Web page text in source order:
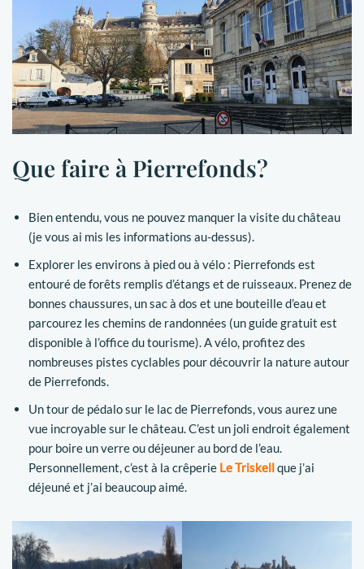
Que faire à Pierrefonds?
Bien entendu, vous ne pouvez manquer la visite du château
(je vous ai mis les informations au-dessus).
Explorer les environs à pied ou à vélo : Pierrefonds est
entouré de forêts remplis d’étangs et de ruisseaux. Prenez de
bonnes chaussures, un sac à dos et une bouteille d’eau et
parcourez les chemins de randonnées (un guide gratuit est
disponible à l’office du tourisme). A vélo, profitez des
nombreuses pistes cyclables pour découvrir la nature autour
de Pierrefonds.
Un tour de pédalo sur le lac de Pierrefonds, vous aurez une
vue incroyable sur le château. C’est un joli endroit également
pour boire un verre ou déjeuner au bord de l’eau.
Personnellement, c’est à la crêperie Le Triskell que j’ai
déjeuné et j’ai beaucoup aimé.